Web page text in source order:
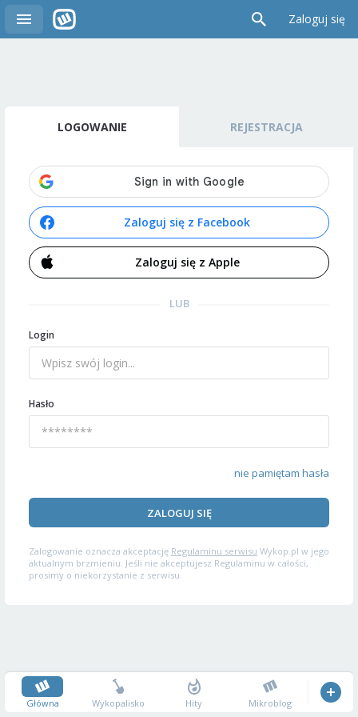
Zaloguj się
LOGOWANIE REJESTRACJA
Zaloguj się z Facebook
Zaloguj się z Apple
LUB
Login
Hasło
nie pamiętam hasła
ZALOGUJ SIĘ
Zalogowanie oznacza akceptację Regulaminu serwisu Wykop.pl w jego
aktualnym brzmieniu. Jeśli nie akceptujesz Regulaminu w całości,
prosimy o niekorzystanie z serwisu.
Główna Wykopalisko Hity Mikroblog